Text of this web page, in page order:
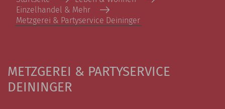
Einzelhandel & Mehr
Metzgerei & Partyservice Deininger
METZGEREI & PARTYSERVICE
DEININGER